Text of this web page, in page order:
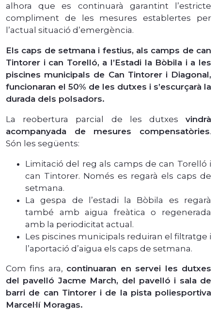
alhora que es continuarà garantint l’estricte
compliment de les mesures establertes per
l’actual situació d’emergència.
Els caps de setmana i festius, als camps de can
Tintorer i can Torelló, a l’Estadi la Bòbila i a les
piscines municipals de Can Tintorer i Diagonal,
funcionaran el 50% de les dutxes i s’escurçarà la
durada dels polsadors.
La reobertura parcial de les dutxes vindrà
acompanyada de mesures compensatòries.
Són les següents:
Limitació del reg als camps de can Torelló i
can Tintorer. Només es regarà els caps de
setmana.
La gespa de l’estadi la Bòbila es regarà
també amb aigua freàtica o regenerada
amb la periodicitat actual.
Les piscines municipals reduiran el filtratge i
l’aportació d’aigua els caps de setmana.
Com fins ara, continuaran en servei les dutxes
del pavelló Jacme March, del pavelló i sala de
barri de can Tintorer i de la pista poliesportiva
Marcel·lí Moragas.